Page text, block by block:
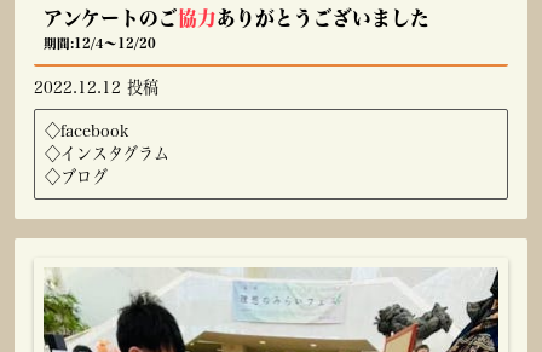
アンケートのご協力ありがとうございました
期間:12/4～12/20
2022.12.12 投稿
◇facebook
◇インスタグラム
◇ブログ